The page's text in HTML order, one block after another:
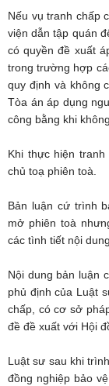
Nếu vụ tranh chấp
viện dẫn tập quán
có quyền đề xuất
trong trường hợp
quy định và không
Tòa án áp dụng
công bằng khi
Khi thực hiện
chủ toạ phiên toà.
Bản luận cứ trình
mở phiên toà
các tình tiết nội
Nội dung bản luận
phủ định của Luật
chấp, có cơ sở
đề đề xuất với Hội
Luật sư sau khi
đồng nghiệp bảo